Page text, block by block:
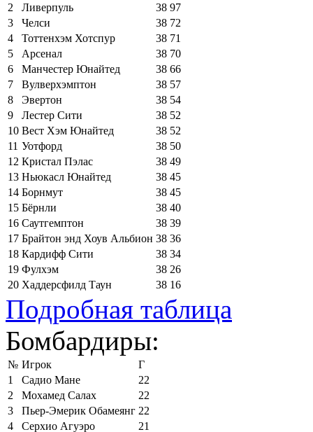
2
Ливерпуль 38 97
3
Челси 38 72
4
Тоттенхэм Хотспур 38 71
5
Арсенал 38 70
6
Манчестер Юнайтед 38 66
7
Вулверхэмптон 38 57
8
Эвертон 38 54
9
Лестер Сити 38 52
10 Вест Хэм Юнайтед 38 52
11 Уотфорд 38 50
12 Кристал Пэлас 38 49
13 Ньюкасл Юнайтед 38 45
14 Борнмут 38 45
15 Бёрнли 38 40
16 Саутгемптон 38 39
17 Брайтон энд Хоув Альбион 38 36
18 Кардифф Сити 38 34
19 Фулхэм 38 26
20 Хаддерсфилд Таун 38 16
Подробная таблица
Бомбардиры:
№ Игрок
Г
1
Садио Мане
22
2
Мохамед Салах
22
3
Пьер-Эмерик Обамеянг 22
4
Серхио Агуэро
21